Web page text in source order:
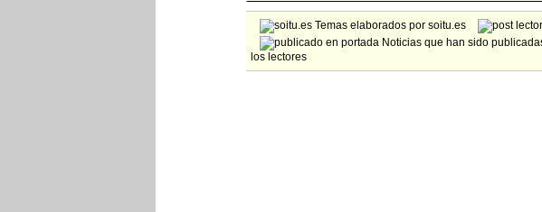
Temas elaborados por soitu.es
Noticias que han sido
los lectores